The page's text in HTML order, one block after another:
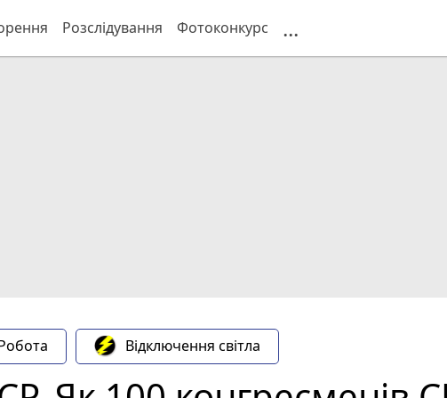
Розслідування Фотоконкурс ...
Відключення світла